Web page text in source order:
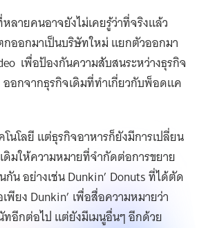
ลายคนอาจยังไม่เคยรู้ว่าที่จริงแล้ว
กออกมาเป็นบริษัทใหม่ แยกตัวออกมา
เพื่อป้องกันความสับสนระหว่างธุรกิจ
ออกจากธุรกิจเดิมที่ทำเกี่ยวกับพ็อดแค
นโลยี แต่ธุรกิจอาหารก็ยังมีการเปลี่ยน
มให้ความหมายที่จำกัดต่อการขยาย
กัน อย่างเช่น Dunkin’ Donuts ที่ได้ตัด
พียง Dunkin’ เพื่อสื่อความหมายว่า
อีกต่อไป แต่ยังมีเมนูอื่นๆ อีกด้วย